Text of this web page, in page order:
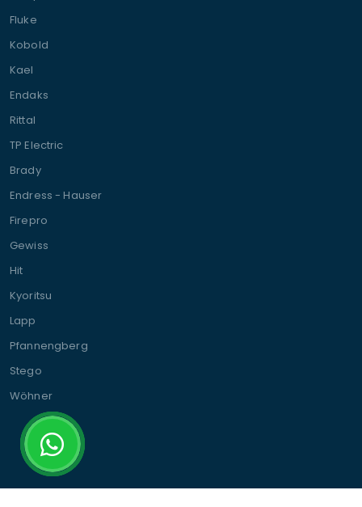
Fluke
Kobold
Kael
Endaks
Rittal
TP Electric
Brady
Endress - Hauser
Firepro
Gewiss
Hit
Kyoritsu
Lapp
Pfannengberg
Stego
Wöhner